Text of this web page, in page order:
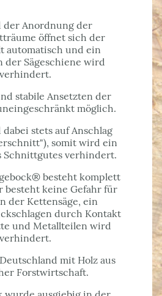
der Anordnung der
öffnet sich der
automatisch und ein
der Sägeschiene wird
verhindert.
stabile Ansetzten der
möglich.
stets auf Anschlag
somit wird ein
Schnittgutes verhindert.
® besteht komplett
besteht keine Gefahr für
der Kettensäge, ein
durch Kontakt
und Metallteilen wird
verhindert.
mit Holz aus
Forstwirtschaft.